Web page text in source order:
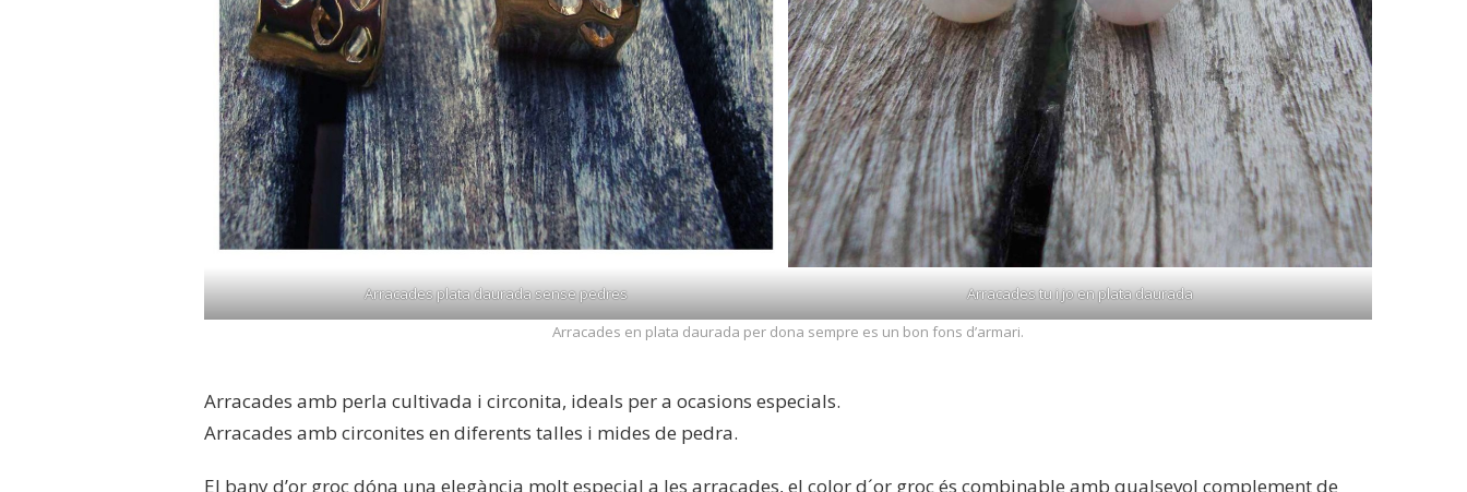
Arracades plata daurada sense pedres
Arracades tu i jo en plata daurada
Arracades en plata daurada per dona sempre es un bon fons d’armari.
Arracades amb perla cultivada i circonita, ideals per a ocasions especials.
Arracades amb circonites en diferents talles i mides de pedra.
El bany d’or groc dóna una elegància molt especial a les arracades, el color d´or groc és combinable amb qualsevol complement de